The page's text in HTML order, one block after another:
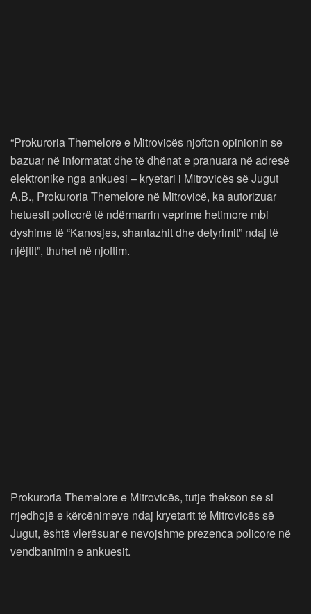
“Prokuroria Themelore e Mitrovicës njofton opinionin se
bazuar në informatat dhe të dhënat e pranuara në adresë
elektronike nga ankuesi – kryetari i Mitrovicës së Jugut
A.B., Prokuroria Themelore në Mitrovicë, ka autorizuar
hetuesit policorë të ndërmarrin veprime hetimore mbi
dyshime të “Kanosjes, shantazhit dhe detyrimit” ndaj të
njëjtit”, thuhet në njoftim.
Prokuroria Themelore e Mitrovicës, tutje thekson se si
rrjedhojë e kërcënimeve ndaj kryetarit të Mitrovicës së
Jugut, është vlerësuar e nevojshme prezenca policore në
vendbanimin e ankuesit.